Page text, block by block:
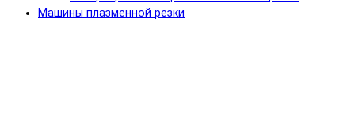
Машины плазменной резки